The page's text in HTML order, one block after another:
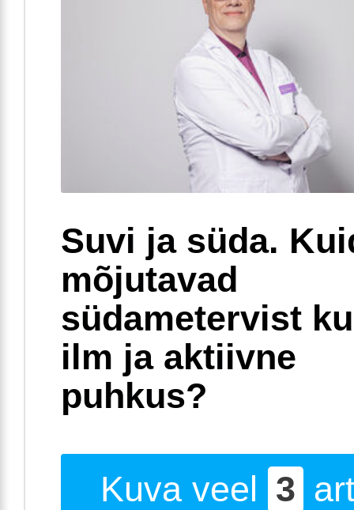
Suvi ja süda.
mõjutavad
südametervist
ilm ja aktiivne
puhkus?
Kuva veel 3